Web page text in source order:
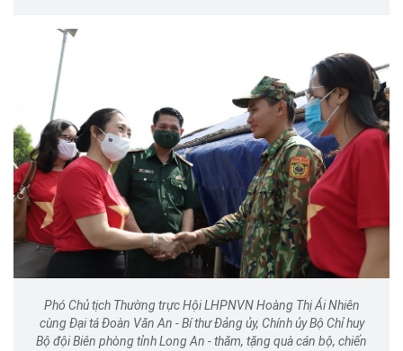
Phó Chủ tịch Thường trực Hội LHPNVN Hoàng Thị Ái Nhiên
cùng Đại tá Đoàn Văn An - Bí thư Đảng ủy, Chính ủy Bộ Chỉ huy
Bộ đội Biên phòng tỉnh Long An - thăm, tặng quà cán bộ, chiến